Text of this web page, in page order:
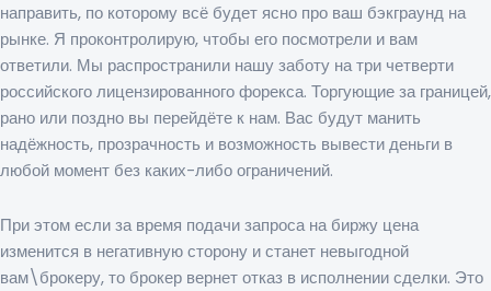
направить, по которому всё будет ясно про ваш бэкграунд на
рынке. Я проконтролирую, чтобы его посмотрели и вам
ответили. Мы распространили нашу заботу на три четверти
российского лицензированного форекса. Торгующие за границей,
рано или поздно вы перейдёте к нам. Вас будут манить
надёжность, прозрачность и возможность вывести деньги в
любой момент без каких-либо ограничений.
При этом если за время подачи запроса на биржу цена
изменится в негативную сторону и станет невыгодной
вам\брокеру, то брокер вернет отказ в исполнении сделки. Это